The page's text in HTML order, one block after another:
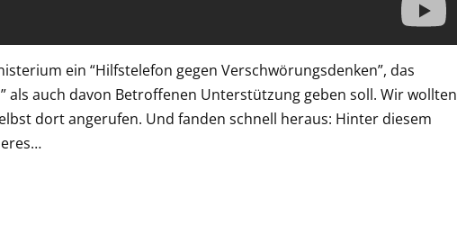
ein “Hilfstelefon gegen Verschwörungsdenken”, das
als auch davon Betroffenen Unterstützung geben soll. Wir wollten
dort angerufen. Und fanden schnell heraus: Hinter diesem